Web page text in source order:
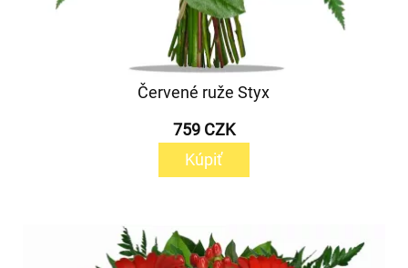
Červené ruže Styx
759 CZK
Kúpiť